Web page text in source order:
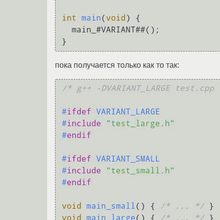
int main(void )
{
пока получается только как то так:
/* g++ -DVARIANT_LARGE
#ifdef VARIANT_LARGE
#include
"test_large.h"
#endif
#ifdef VARIANT_SMALL
#include
"test_small.h"
#endif
void main_small() { /* ... */
void
main_large() { /* ... */ }